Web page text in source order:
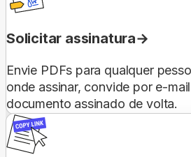
Solicitar assinatura
Envie PDFs para qualquer
onde assinar, convide por e-
documento assinado de volta.